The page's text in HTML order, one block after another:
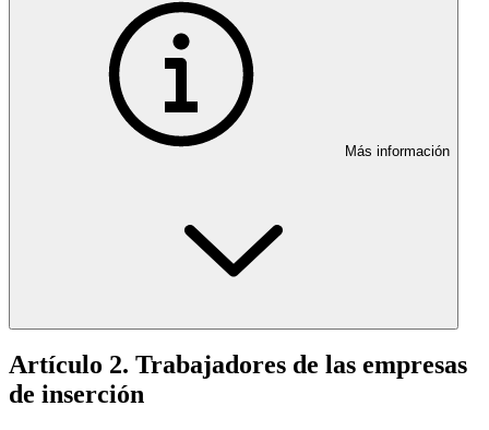
Más información
Artículo 2. Trabajadores de las empresas
de inserción